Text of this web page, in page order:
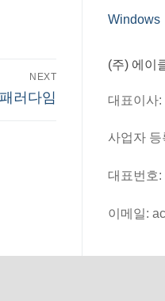
NEXT
러다임
Windows
(주) 에이
대표이사:
사업자
대표번호
이메일: